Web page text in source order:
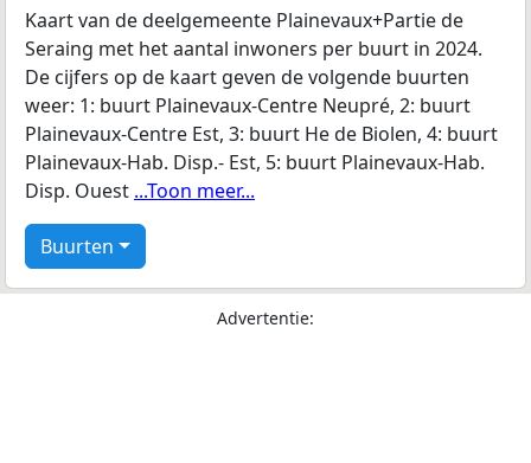
Kaart van de deelgemeente Plainevaux+Partie de
Seraing met het aantal inwoners per buurt in 2024.
De cijfers op de kaart geven de volgende buurten
weer: 1: buurt Plainevaux-Centre Neupré, 2: buurt
Plainevaux-Centre Est, 3: buurt He de Biolen, 4: buurt
Plainevaux-Hab. Disp.- Est, 5: buurt Plainevaux-Hab.
Disp. Ouest ...Toon meer...
Buurten
Advertentie: